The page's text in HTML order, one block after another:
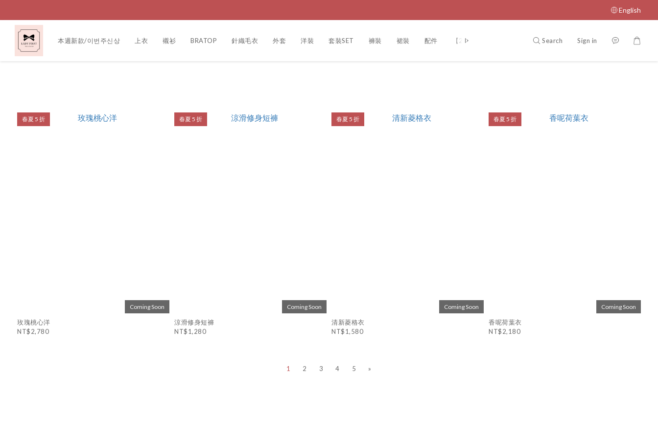
English
本週新款/이번주신상 上衣 襯衫 BRATOP 針織毛衣 外套 洋裝 套裝SET 褲裝 裙裝 配件 【2026 春夏官網 5 折專區】任選一件享 5 折
Search Sign in
春夏 5 折
Coming Soon
玫瑰桃心洋
NT$2,780
春夏 5 折
Coming Soon
涼滑修身短褲
NT$1,280
春夏 5 折
Coming Soon
清新菱格衣
NT$1,580
春夏 5 折
Coming Soon
香呢荷葉衣
NT$2,180
1 2 3 4 5 »